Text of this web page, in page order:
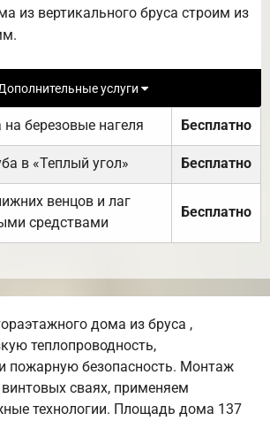
из вертикального бруса строим из
услуги
березовые нагеля Бесплатно
в «Теплый угол» Бесплатно
венцов и лаг
средствами
Бесплатно
дома из бруса ,
теплопроводность,
пожарную безопасность. Монтаж
сваях, применяем
технологии. Площадь дома 137